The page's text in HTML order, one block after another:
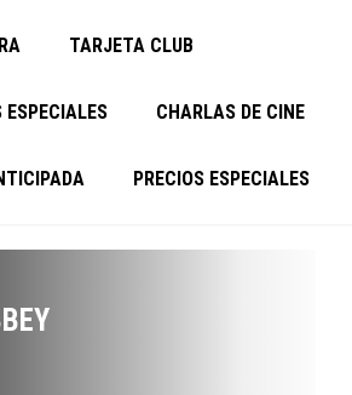
TARJETA CLUB
ESPECIALES CHARLAS DE CINE
PRECIOS ESPECIALES